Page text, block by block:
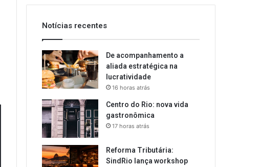
Notícias recentes
De acompanhamento a
aliada estratégica na
lucratividade
16 horas atrás
Centro do Rio: nova vida
gastronômica
17 horas atrás
Reforma Tributária:
SindRio lança workshop